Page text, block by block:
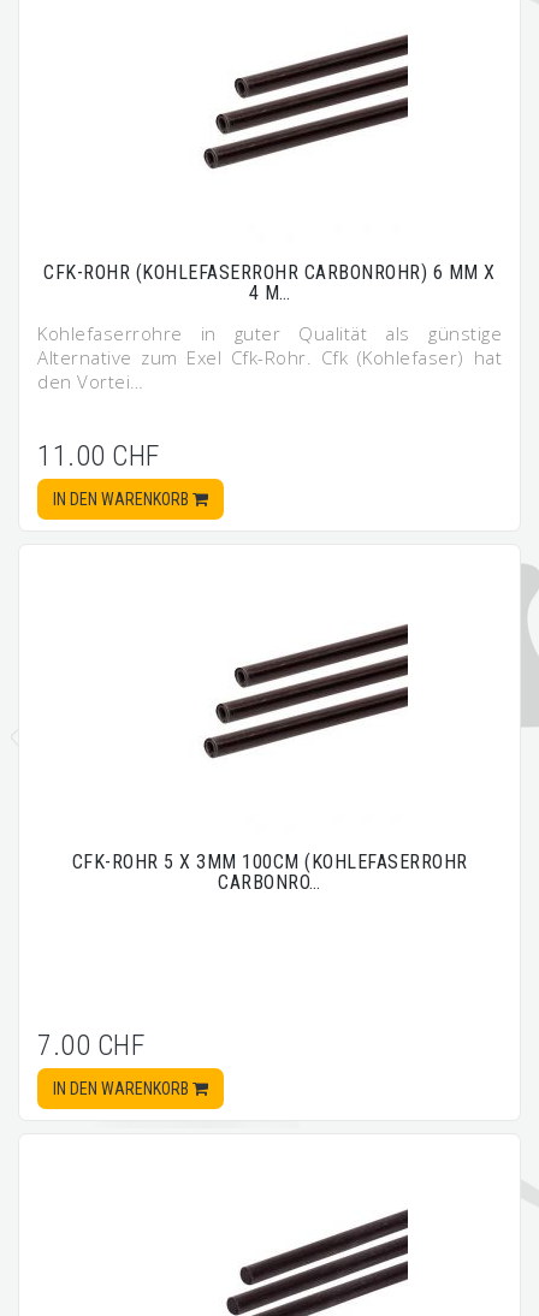
CFK-ROHR (KOHLEFASERROHR CARBONROHR) 6 MM X
4 M…
Kohlefaserrohre in guter Qualität als günstige
Alternative zum Exel Cfk-Rohr. Cfk (Kohlefaser) hat
den Vortei…
11.00 CHF
IN DEN WARENKORB
CFK-ROHR 5 X 3MM 100CM (KOHLEFASERROHR
CARBONRO…
7.00 CHF
IN DEN WARENKORB